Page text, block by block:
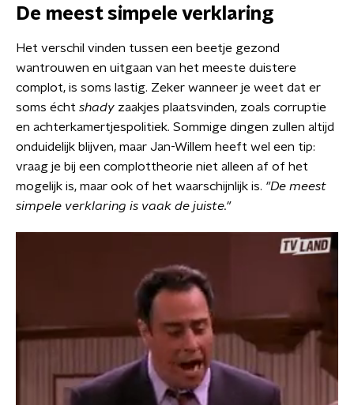
De meest simpele verklaring
Het verschil vinden tussen een beetje gezond
wantrouwen en uitgaan van het meeste duistere
complot, is soms lastig. Zeker wanneer je weet dat er
soms écht shady zaakjes plaatsvinden, zoals corruptie
en achterkamertjespolitiek. Sommige dingen zullen altijd
onduidelijk blijven, maar Jan-Willem heeft wel een tip:
vraag je bij een complottheorie niet alleen af of het
mogelijk is, maar ook of het waarschijnlijk is. "De meest
simpele verklaring is vaak de juiste."